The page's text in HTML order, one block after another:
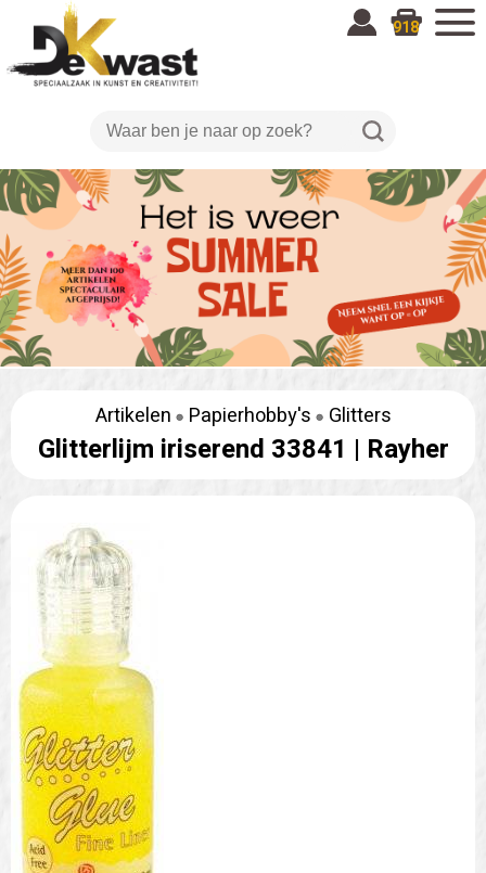
918
Artikelen Papierhobby's Glitters
Glitterlijm iriserend 33841 | Rayher